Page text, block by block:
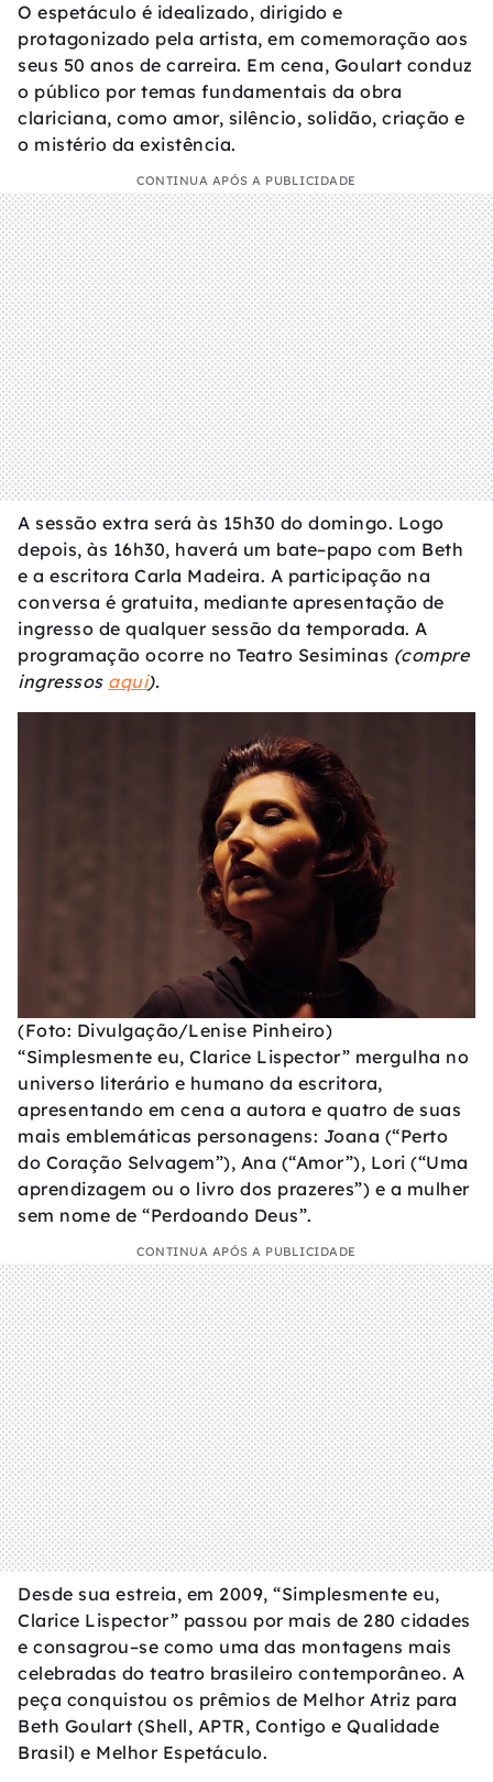
O espetáculo é idealizado, dirigido e
protagonizado pela artista, em comemoração aos
seus 50 anos de carreira. Em cena, Goulart conduz
o público por temas fundamentais da obra
clariciana, como amor, silêncio, solidão, criação e
o mistério da existência.
CONTINUA APÓS A PUBLICIDADE
A sessão extra será às 15h30 do domingo. Logo
depois, às 16h30, haverá um bate–papo com Beth
e a escritora Carla Madeira. A participação na
conversa é gratuita, mediante apresentação de
ingresso de qualquer sessão da temporada. A
programação ocorre no Teatro Sesiminas (compre
ingressos aqui).
(Foto: Divulgação/Lenise Pinheiro)
“Simplesmente eu, Clarice Lispector” mergulha no
universo literário e humano da escritora,
apresentando em cena a autora e quatro de suas
mais emblemáticas personagens: Joana (“Perto
do Coração Selvagem”), Ana (“Amor”), Lori (“Uma
aprendizagem ou o livro dos prazeres”) e a mulher
sem nome de “Perdoando Deus”.
CONTINUA APÓS A PUBLICIDADE
Desde sua estreia, em 2009, “Simplesmente eu,
Clarice Lispector” passou por mais de 280 cidades
e consagrou–se como uma das montagens mais
celebradas do teatro brasileiro contemporâneo. A
peça conquistou os prêmios de Melhor Atriz para
Beth Goulart (Shell, APTR, Contigo e Qualidade
Brasil) e Melhor Espetáculo.